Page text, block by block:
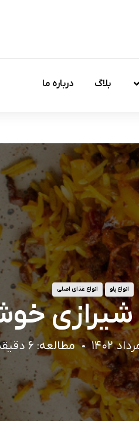
بلاگ درباره ما
انواع پلو انواع غذای اصلی
مطالعه: ۶ دقیقه